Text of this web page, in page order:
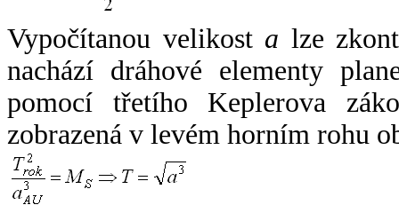
Vypočítanou velikost a lze
nachází dráhové elementy
pomocí třetího Keplerova
zobrazená v levém horním rohu